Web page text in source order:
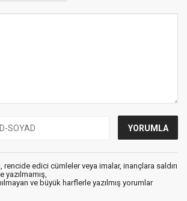
rencide edici cümleler veya imalar, inançlara saldırı
yazılmamış,
ve büyük harflerle yazılmış yorumlar